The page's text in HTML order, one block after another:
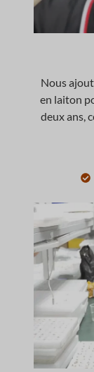
Nous
en laiton
deux ans,